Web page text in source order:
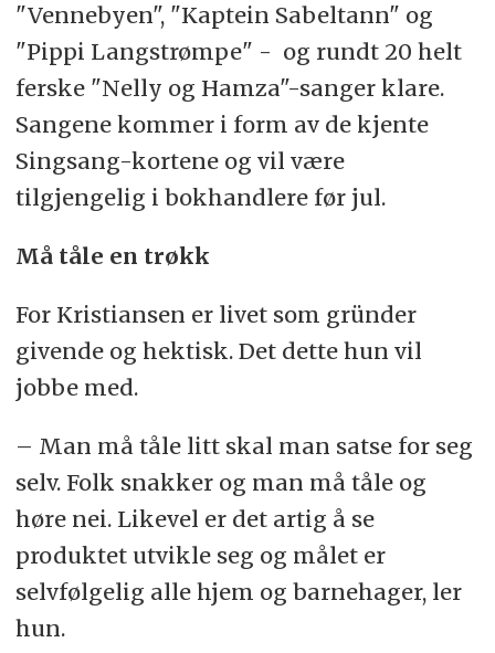
"Vennebyen", "Kaptein Sabeltann" og
"Pippi Langstrømpe" - og rundt 20 helt
ferske "Nelly og Hamza"-sanger klare.
Sangene kommer i form av de kjente
Singsang-kortene og vil være
tilgjengelig i bokhandlere før jul.
Må tåle en trøkk
For Kristiansen er livet som gründer
givende og hektisk. Det dette hun vil
jobbe med.
– Man må tåle litt skal man satse for seg
selv. Folk snakker og man må tåle og
høre nei. Likevel er det artig å se
produktet utvikle seg og målet er
selvfølgelig alle hjem og barnehager, ler
hun.